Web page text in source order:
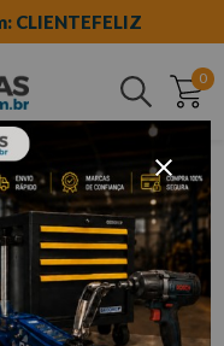
CLIENTEFELIZ
0
Buscar
soquetes e acessórios